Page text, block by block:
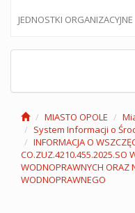
JEDNOSTKI ORGANIZACYJNE
MIASTO OPOLE
System Informacji o
INFORMACJA O
CO.ZUZ.4210.455.2025.SO
WODNOPRAWNYCH ORAZ
WODNOPRAWNEGO